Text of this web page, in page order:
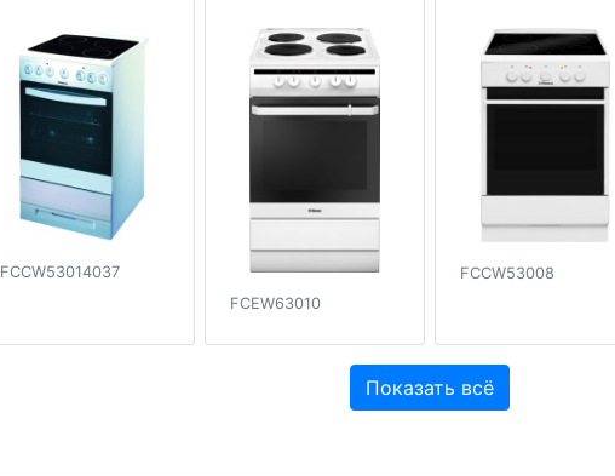
FCCW53014037
FCEW63010
FCCW53008
Показать всё